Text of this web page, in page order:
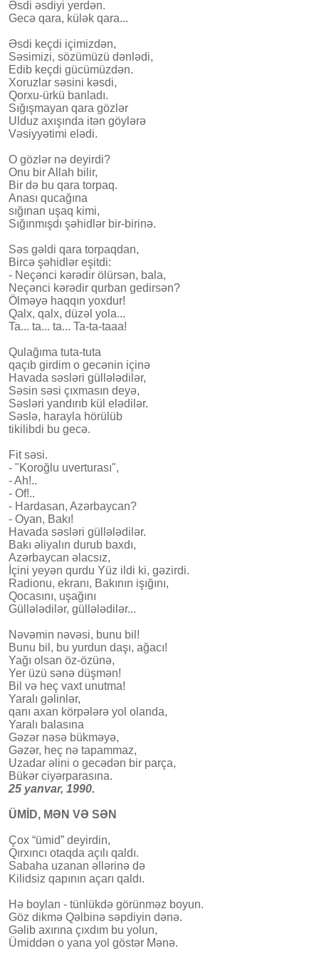
Əsdi əsdiyi yerdən.
Gecə qara, külək qara...
Əsdi keçdi içimizdən,
Səsimizi, sözümüzü dənlədi,
Edib keçdi gücümüzdən.
Xoruzlar səsini kəsdi,
Qorxu-ürkü banladı.
Sığışmayan qara gözlər
Ulduz axışında itən göylərə
Vəsiyyətimi elədi.
O gözlər nə deyirdi?
Onu bir Allah bilir,
Bir də bu qara torpaq.
Anası qucağına
sığınan uşaq kimi,
Sığınmışdı şəhidlər bir-birinə.
Səs gəldi qara torpaqdan,
Bircə şəhidlər eşitdi:
- Neçənci kərədir ölürsən, bala,
Neçənci kərədir qurban gedirsən?
Ölməyə haqqın yoxdur!
Qalx, qalx, düzəl yola...
Ta... ta... ta... Ta-ta-taaa!
Qulağıma tuta-tuta
qaçıb girdim o gecənin içinə
Havada səsləri güllələdilər,
Səsin səsi çıxmasın deyə,
Səsləri yandırıb kül elədilər.
Səslə, harayla hörülüb
tikilibdi bu gecə.
Fit səsi.
- "Koroğlu uverturası",
- Ah!..
- Of!..
- Hardasan, Azərbaycan?
- Oyan, Bakı!
Havada səsləri güllələdilər.
Bakı əliyalın durub baxdı,
Azərbaycan əlacsız,
İçini yeyən qurdu Yüz ildi ki, gəzirdi.
Radionu, ekranı, Bakının işığını,
Qocasını, uşağını
Güllələdilər, güllələdilər...
Nəvəmin nəvəsi, bunu bil!
Bunu bil, bu yurdun daşı, ağacı!
Yağı olsan öz-özünə,
Yer üzü sənə düşmən!
Bil və heç vaxt unutma!
Yaralı gəlinlər,
qanı axan körpələrə yol olanda,
Yaralı balasına
Gəzər nəsə bükməyə,
Gəzər, heç nə tapammaz,
Uzadar əlini o gecədən bir parça,
Bükər ciyərparasına.
25 yanvar, 1990.
ÜMİD, MƏN VƏ SƏN
Çox “ümid” deyirdin,
Qırxıncı otaqda açılı qaldı.
Sabaha uzanan əllərinə də
Kilidsiz qapının açarı qaldı.
Hə boylan - tünlükdə görünməz boyun.
Göz dikmə Qəlbinə səpdiyin dənə.
Gəlib axırına çıxdım bu yolun,
Ümiddən o yana yol göstər Mənə.